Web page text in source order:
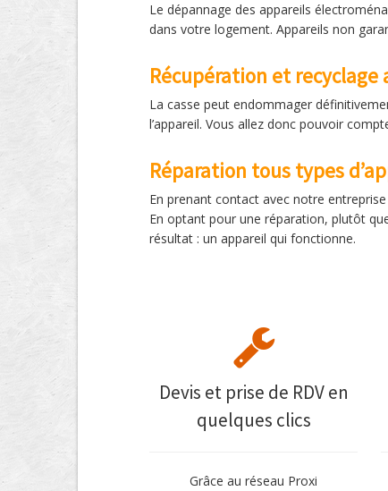
Le dépannage des appareils
dans votre logement. Appareils non
Récupération et
La casse peut endommager
l’appareil. Vous allez donc pouvoir
Réparation tous types
En prenant contact avec notre
En optant pour une réparation, plutôt
résultat : un appareil qui fonctionne.
Devis et prise de RDV en
quelques clics
Grâce au réseau Proxi